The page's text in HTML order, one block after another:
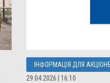
ІНФОРМАЦІЯ ДЛЯ
29.04.2026 | 16:10